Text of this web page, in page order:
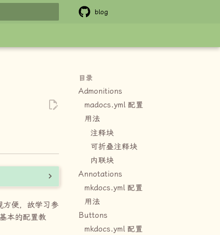
blog
目录
Admonitions
madocs.yml 配置
用法
注释块
可折叠注释块
内联块
Annotations
mkdocs.yml 配置
用法
Buttons
mkdocs.yml 配置
方便，故学习参
本的配置教